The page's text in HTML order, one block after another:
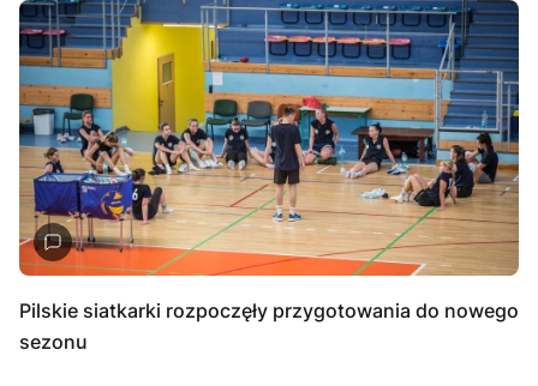
Pilskie siatkarki rozpoczęły przygotowania do nowego
sezonu